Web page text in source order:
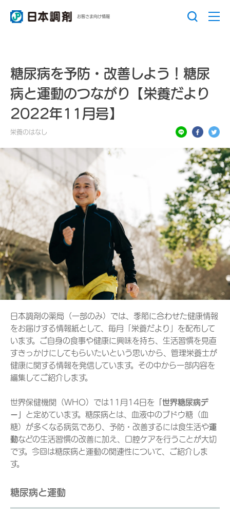
お客さま向け情報
糖尿病を予防・改善しよう！糖尿
病と運動のつながり【栄養だより
2022年11月号】
栄養のはなし
日本調剤の薬局（一部のみ）では、季節に合わせた健康情報
をお届けする情報紙として、毎月「栄養だより」を配布して
います。ご自身の食事や健康に興味を持ち、生活習慣を見直
すきっかけにしてもらいたいという思いから、管理栄養士が
健康に関する情報を発信しています。その中から一部内容を
編集してご紹介します。
世界保健機関（WHO）では11月14日を 「世界糖尿病デ
ー」 と定めています。糖尿病とは、血液中のブドウ糖（血
糖）が多くなる病気であり、予防・改善するには食生活や運
動などの生活習慣の改善に加え、口腔ケアを行うことが大切
です。今回は糖尿病と運動の関連性について、ご紹介しま
す。
糖尿病と運動